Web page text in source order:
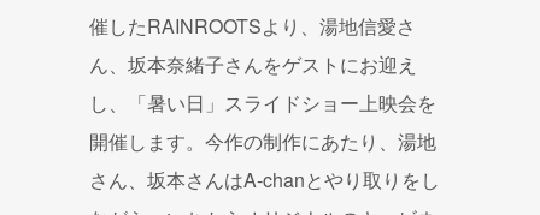
催したRAINROOTSより、湯地信愛さ
ん、坂本奈緒子さんをゲストにお迎え
し、「暑い日」スライドショー上映会を
開催します。今作の制作にあたり、湯地
さん、坂本さんはA-chanとやり取りをし